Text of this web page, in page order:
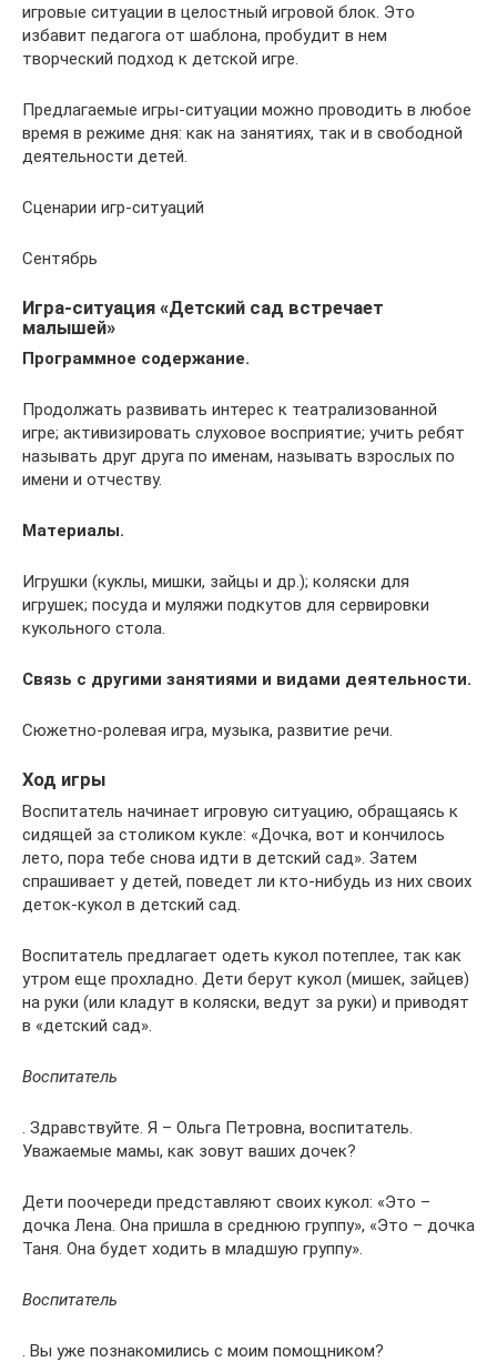
игровые ситуации в целостный игровой блок. Это
избавит педагога от шаблона, пробудит в нем
творческий подход к детской игре.
Предлагаемые игры-ситуации можно проводить в любое
время в режиме дня: как на занятиях, так и в свободной
деятельности детей.
Сценарии игр-ситуаций
Сентябрь
Игра-ситуация «Детский сад встречает
малышей»
Программное содержание.
Продолжать развивать интерес к театрализованной
игре; активизировать слуховое восприятие; учить ребят
называть друг друга по именам, называть взрослых по
имени и отчеству.
Материалы.
Игрушки (куклы, мишки, зайцы и др.); коляски для
игрушек; посуда и муляжи подкутов для сервировки
кукольного стола.
Связь с другими занятиями и видами деятельности.
Сюжетно-ролевая игра, музыка, развитие речи.
Ход игры
Воспитатель начинает игровую ситуацию, обращаясь к
сидящей за столиком кукле: «Дочка, вот и кончилось
лето, пора тебе снова идти в детский сад». Затем
спрашивает у детей, поведет ли кто-нибудь из них своих
деток-кукол в детский сад.
Воспитатель предлагает одеть кукол потеплее, так как
утром еще прохладно. Дети берут кукол (мишек, зайцев)
на руки (или кладут в коляски, ведут за руки) и приводят
в «детский сад».
Воспитатель
. Здравствуйте. Я – Ольга Петровна, воспитатель.
Уважаемые мамы, как зовут ваших дочек?
Дети поочереди представляют своих кукол: «Это –
дочка Лена. Она пришла в среднюю группу», «Это – дочка
Таня. Она будет ходить в младшую группу».
Воспитатель
. Вы уже познакомились с моим помощником?